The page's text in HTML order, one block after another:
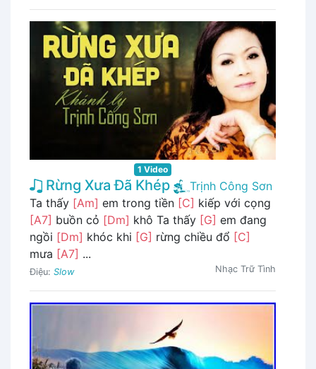
1 Video
Rừng Xưa Đã Khép
Trịnh Công Sơn
Ta thấy [Am] em trong tiền [C] kiếp với cọng
[A7] buồn cỏ [Dm] khô Ta thấy [G] em đang
ngồi [Dm] khóc khi [G] rừng chiều đổ [C]
mưa [A7] ...
Điệu: Slow Nhạc Trữ Tình